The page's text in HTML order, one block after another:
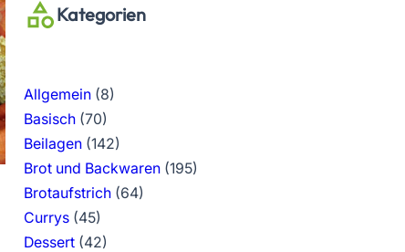
Kategorien
Allgemein(8)
Basisch(70)
Beilagen(142)
Brot und Backwaren(195)
Brotaufstrich(64)
Currys(45)
Dessert(42)